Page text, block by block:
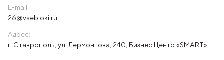
E-mail:
26@vsebloki.ru
Адрес:
г. Ставрополь, ул. Лермонтова, 240, Бизнес Центр «SMART»